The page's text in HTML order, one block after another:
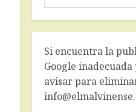
Si encuentra la
Google
avisar para